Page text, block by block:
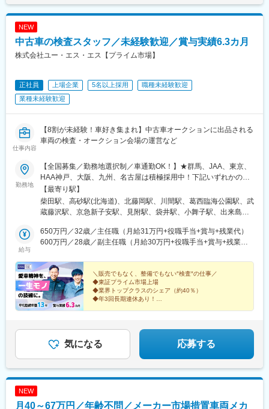
県)、安芸中野駅、海田市駅、筑後大石駅、鞍手駅、勝野駅、田主
丸駅、教育大前駅、苅田駅、古賀駅、行橋駅、中泉駅、採銅所
駅、九州工大前駅、下曽根駅、香春口三萩野駅、黒崎駅、八幡駅
(福岡県)、小森江駅、京急川崎駅、汐留駅、麹町駅、秋葉原駅、糀
谷駅、宝町駅(東京都)、志村坂上駅、五反田駅、春日駅(東京都)、
駅、星川駅、湘南深沢駅、静岡駅、吉原本町駅、下小田井駅、豊
田本町駅、名古屋駅、東別院駅、大曽根駅、西高蔵駅、左京山
駅、在良駅、摂津市駅、コスモスクエア駅、京橋駅(大阪府)、大阪
天満宮駅、門真市駅、稲野駅、汐見橋駅、今宮戎駅、西宮駅(ＪＲ
線)、四条大宮駅、くいな橋駅、宇品五丁目駅、糒駅、薬院駅、旦
過駅、黒崎駅前駅、内幸町駅、岩本町駅、京橋駅(東京都)、不動前
駅、後楽園駅、東池袋四丁目駅、産業振興センター駅、保土ケ谷
公園駅、ＪＲ難波駅、恵美須町駅、西宮北口駅、二条駅、宇品三
丁目駅、天神南駅、西黒崎駅
NEW
中古車の検査スタッフ／未経験歓迎／賞与実績6.3カ月
株式会社ユー・エス・エス【プライム市場】
正社員 上場企業 5名以上採用
職種未経験歓迎
業種未経験歓迎
仕事内容
【8割が未経験！車好き集まれ】中古車オークションに出品される
車両の検査・オークション会場の運営など
勤務地
【全国募集／勤務地選択制／車通勤OK！】★群馬、JAA、東京、
HAA神戸、大阪、九州、名古屋は積極採用中！下記いずれかの会
場でご活躍ください！■札幌会場：北海道江別市■東北会場：宮城
県柴田郡■群馬会場：群馬県藤岡市■東京会場：千葉県野田市
■JAA：東京都江戸川区■埼玉会場：埼玉県入間市■横浜会場：神奈
井市■北陸会場：石川県白山市■名古屋会場：愛知県東海市■大阪
会場：大阪府大阪市西淀川区■神戸会場：兵庫県神戸市中央区
会場：福岡県筑紫野市■九州会場：佐賀県鳥栖市■鹿児島サイト：
鹿児島県鹿児島市＜本社：愛知県東海市新宝町507-20＞※受動喫
煙対策：いずれも屋内全面禁煙
【最寄り駅】
柴田駅、高砂駅(北海道)、北藤岡駅、川間駅、葛西臨海公園駅、武
蔵藤沢駅、京急新子安駅、見附駅、袋井駅、小舞子駅、出来島
県)、味坂駅、谷山駅(指宿枕崎線)
給与
650万円／32歳／主任職（月給31万円+役職手当+賞与+残業代）
600万円／28歳／副主任職（月給30万円+役職手当+賞与+残業
＼販売でもなく、整備でもない″検査″の仕事／
◆東証プライム市場上場
◆業界トップクラスのシェア（約40％）
◆年3回長期連休あり！
気になる 応募する
NEW
月40～67万円／年齢不問／メーカー市場措置車両メカ